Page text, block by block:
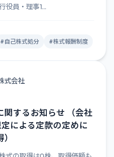
役員・理事1...
#自己株式処分 #株式報酬制度
式会社
関するお知らせ （会社
による定款の定めに